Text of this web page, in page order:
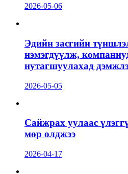
2026-05-06
Эдийн засгийн
нэмэгдүүлж,
нутагшуулахад
2026-05-05
Сайжрах уулаас
мөр олджээ
2026-04-17